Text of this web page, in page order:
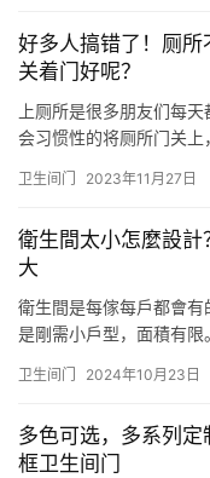
好多人搞错了！厕
关着门好呢？
上厕所是很多朋友们每
会习惯性的将厕所门关
够让厕所的空气变得更
时候还是关上比较好，为
吗？对于家…
卫生间门 2023年11月27日
衛生間太小怎麼設
大
衛生間是每傢每戶都會
是剛需小戶型，面積有
強裝下洗手盆、馬桶與
生間的設計技巧，各位
瞭！ 1、洗…
卫生间门 2024年10月23日
多色可选，多系列
框卫生间门